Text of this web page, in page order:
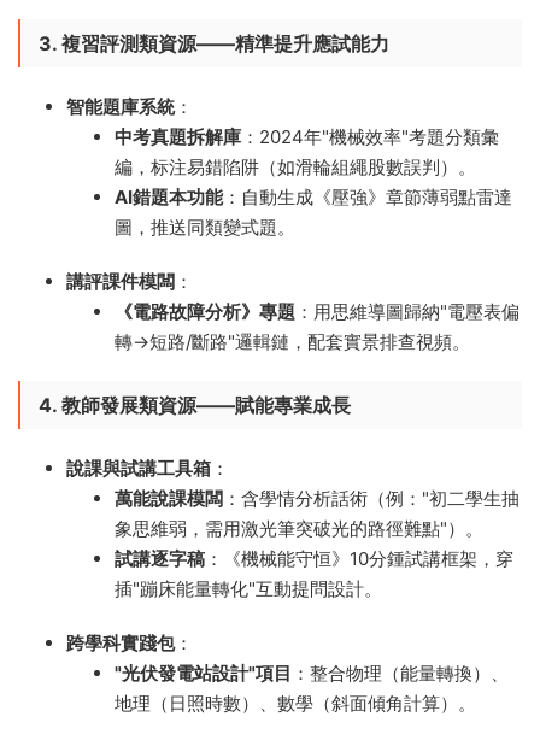
3. 複習評測類資源——精準提升應試能力
智能題庫系統​：
中考真題拆解庫 ​：2024年"機械效率"考題分類彙
編，标注易錯陷阱（如滑輪組繩股數誤判）。
AI錯題本功能​：自動生成《壓強》章節薄弱點雷達
圖，推送同類變式題。
講評課件模闆 ​：
​《電路故障分析》專題 ​：用思維導圖歸納"電壓表偏
轉→短路/斷路"邏輯鏈，配套實景排查視頻。
4. 教師發展類資源——賦能專業成長
說課與試講工具箱 ​：
萬能說課模闆 ​：含學情分析話術（例："初二學生抽
象思維弱，需用激光筆突破光的路徑難點"）。
試講逐字稿 ​：《機械能守恒》10分鍾試講框架，穿
插"蹦床能量轉化"互動提問設計。
跨學科實踐包​：
​"光伏發電站設計"項目 ​：整合物理（能量轉換）、
地理（日照時數）、數學（斜面傾角計算）。